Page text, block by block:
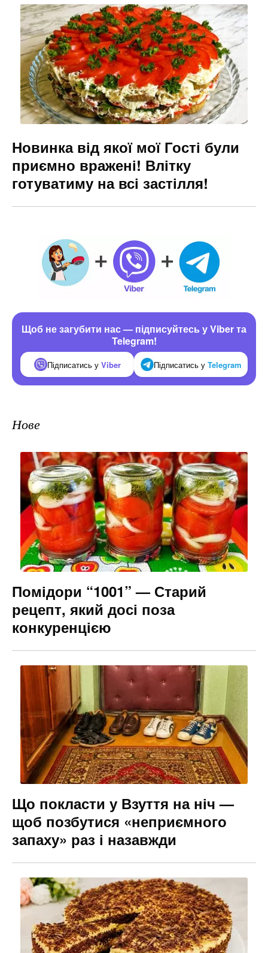
Новинка від якої мої Гості були
приємно вражені! Влітку
готуватиму на всі застілля!
Щоб не загубити нас — підписуйтесь у Viber та
Telegram!
Підписатись у Viber Підписатись у Telegram
Нове
Помідори “1001” — Старий
рецепт, який досі поза
конкуренцією
Що покласти у Взуття на ніч —
щоб позбутися «неприємного
запаху» раз і назавжди